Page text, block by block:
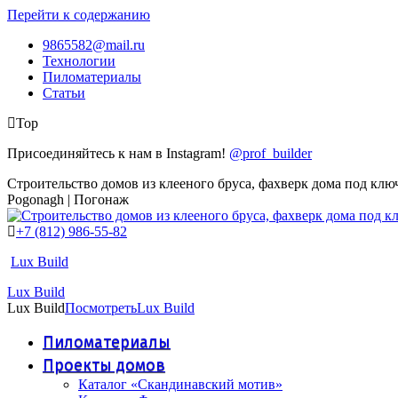
Перейти к содержанию
9865582@mail.ru
Технологии
Пиломатериалы
Статьи
Top
Присоединяйтесь к нам в Instagram! @prof_builder
Строительство домов из клееного бруса, фахверк дома под
Pogonagh | Погонаж
+7 (812) 986-55-82
Lux Build
Lux Build
Lux BuildПосмотретьLux Build
Пиломатериалы
Проекты домов
Каталог «Скандинавский мотив»